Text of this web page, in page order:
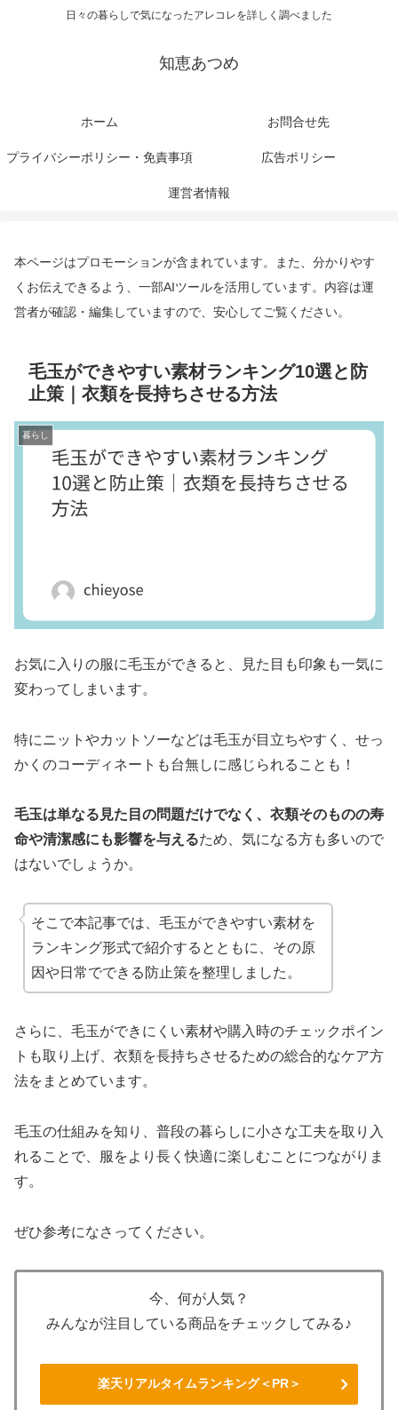
日々の暮らしで気になったアレコレを詳しく調べました
知恵あつめ
ホーム お問合せ先
プライバシーポリシー・免責事項 広告ポリシー
運営者情報
本ページはプロモーションが含まれています。また、分かりやす
くお伝えできるよう、一部AIツールを活用しています。内容は運
営者が確認・編集していますので、安心してご覧ください。
毛玉ができやすい素材ランキング10選と防
止策｜衣類を長持ちさせる方法
暮らし
お気に入りの服に毛玉ができると、見た目も印象も一気に
変わってしまいます。
特にニットやカットソーなどは毛玉が目立ちやすく、せっ
かくのコーディネートも台無しに感じられることも！
毛玉は単なる見た目の問題だけでなく、衣類そのものの寿
命や清潔感にも影響を与えるため、気になる方も多いので
はないでしょうか。
そこで本記事では、毛玉ができやすい素材を
ランキング形式で紹介するとともに、その原
因や日常でできる防止策を整理しました。
さらに、毛玉ができにくい素材や購入時のチェックポイン
トも取り上げ、衣類を長持ちさせるための総合的なケア方
法をまとめています。
毛玉の仕組みを知り、普段の暮らしに小さな工夫を取り入
れることで、服をより長く快適に楽しむことにつながりま
す。
ぜひ参考になさってください。
今、何が人気？
みんなが注目している商品をチェックしてみる♪
楽天リアルタイムランキング＜PR＞